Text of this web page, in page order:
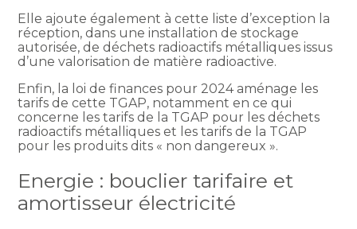
Elle ajoute également à cette liste d’exception la
réception, dans une installation de stockage
autorisée, de déchets radioactifs métalliques issus
d’une valorisation de matière radioactive.
Enfin, la loi de finances pour 2024 aménage les
tarifs de cette TGAP, notamment en ce qui
concerne les tarifs de la TGAP pour les déchets
radioactifs métalliques et les tarifs de la TGAP
pour les produits dits « non dangereux ».
Energie : bouclier tarifaire et
amortisseur électricité